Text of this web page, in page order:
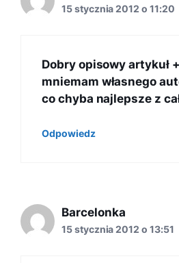
15 stycznia 2012 o 11:20
Dobry opisowy artykuł
mniemam własnego
co chyba najlepsze z
Odpowiedz
Barcelonka
15 stycznia 2012 o 13:51